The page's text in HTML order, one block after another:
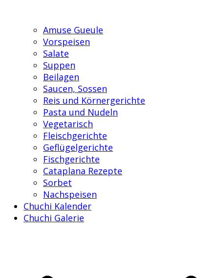
Amuse Gueule
Vorspeisen
Salate
Suppen
Beilagen
Saucen, Sossen
Reis und Körnergerichte
Pasta und Nudeln
Vegetarisch
Fleischgerichte
Geflügelgerichte
Fischgerichte
Cataplana Rezepte
Sorbet
Nachspeisen
Chuchi Kalender
Chuchi Galerie